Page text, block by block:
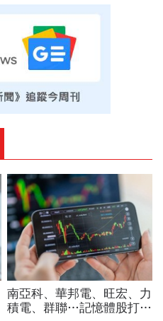
南亞科、華邦電、旺宏、力
積電、群聯…記憶體股打下